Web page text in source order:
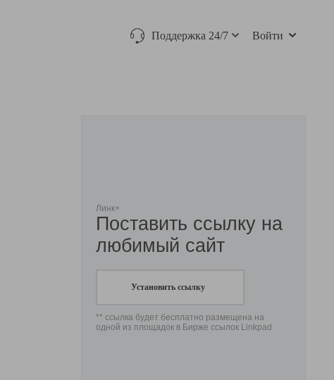
Поддержка 24/7 Войти
Линк+
Поставить ссылку на
любимый сайт
Установить ссылку
** ссылка будет бесплатно размещена на
одной из площадок в Бирже ссылок Linkpad